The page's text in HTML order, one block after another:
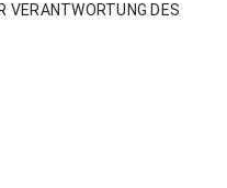
VERANTWORTUNG DES